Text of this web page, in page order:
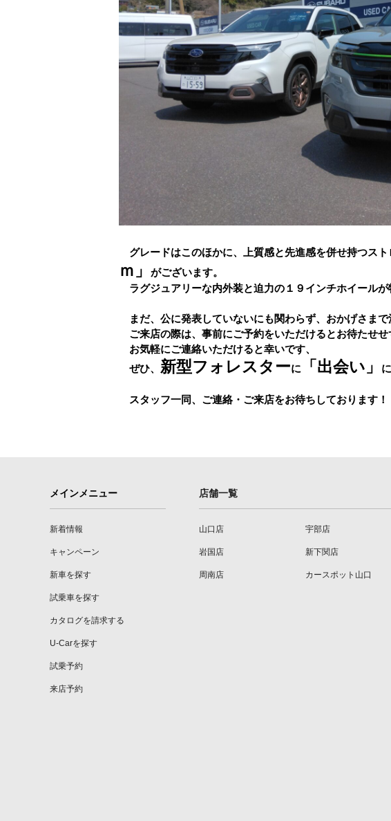
グレードはこのほかに、上質感と先進感を併せ持つス
ｍ」
がございます。
ラグジュアリーな内外装と迫力の１９インチホイールが
まだ、公に発表していないにも関わらず、おかげさまで
ご来店の際は、事前にご予約をいただけるとお待たせせ
お気軽にご連絡いただけると幸いです、
ぜひ、 新型フォレスターに 「出会い」
スタッフ一同、ご連絡・ご来店をお待ちしております！
メインメニュー
新着情報
キャンペーン
新車を探す
試乗車を探す
カタログを請求する
U-Carを探す
試乗予約
来店予約
店舗一覧
山口店 宇部店
岩国店 新下関店
周南店 カースポット山口